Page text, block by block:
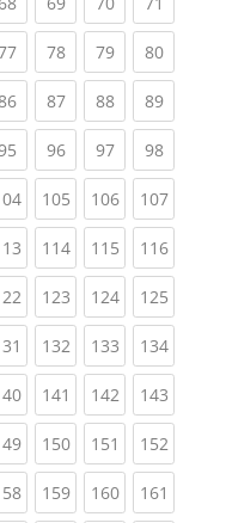
(current)
78(current)
79(current)
80
(current)
87(current)
88(current)
89
(current)
96(current)
97(current)
98
(current)
105(current)
106(current)
107
(current)
114(current)
115(current)
116
(current)
123(current)
124(current)
125
(current)
132(current)
133(current)
134
(current)
141 (current)
142(current)
143
(current)
150(current)
151 (current)
152
(current)
159(current)
160(current)
161